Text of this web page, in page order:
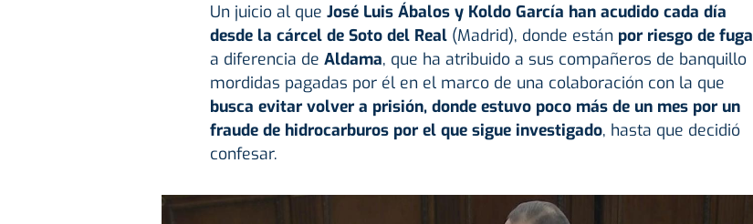
Un juicio al que José Luis Ábalos y Koldo García han acudido cada día
desde la cárcel de Soto del Real(Madrid), donde están por riesgo de fuga
a diferencia de Aldama, que ha atribuido a sus compañeros de banquillo
mordidas pagadas por él en el marco de una colaboración con la que
busca evitar volver a prisión, donde estuvo poco más de un mes por un
fraude de hidrocarburos por el que sigue investigado, hasta que decidió
confesar.